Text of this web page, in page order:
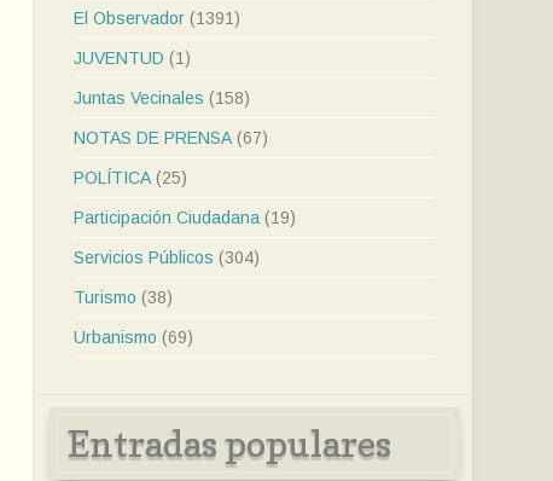
El Observador (1391)
JUVENTUD (1)
Juntas Vecinales (158)
NOTAS DE PRENSA (67)
POLÍTICA (25)
Participación Ciudadana (19)
Servicios Públicos (304)
Turismo (38)
Urbanismo (69)
Entradas populares